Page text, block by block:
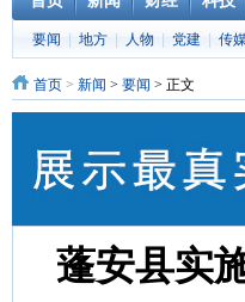
要闻 地方 人物 党建 传
首页 > 新闻 > 要闻 > 正文
蓬安县实